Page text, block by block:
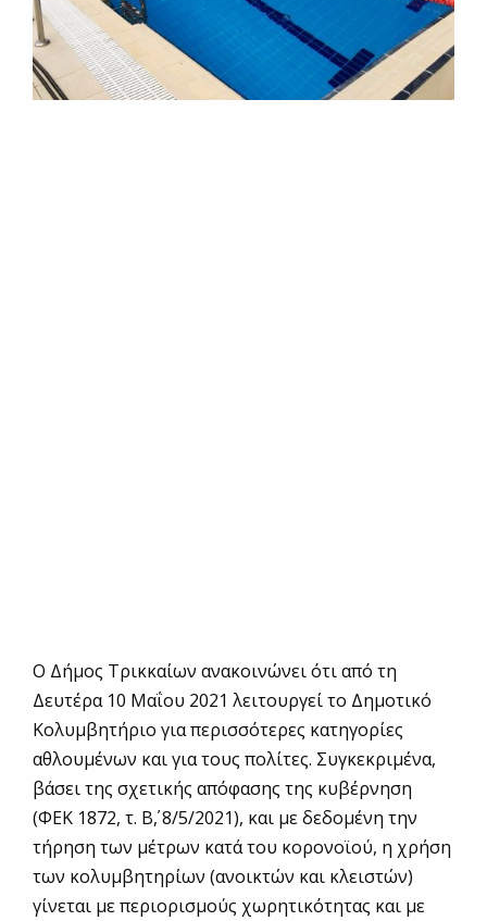
Ο Δήμος Τρικκαίων ανακοινώνει ότι από τη
Δευτέρα 10 Μαΐου 2021 λειτουργεί το Δημοτικό
Κολυμβητήριο για περισσότερες κατηγορίες
αθλουμένων και για τους πολίτες. Συγκεκριμένα,
βάσει της σχετικής απόφασης της κυβέρνηση
(ΦΕΚ 1872, τ. Β΄, 8/5/2021), και με δεδομένη την
τήρηση των μέτρων κατά του κορονοϊού, η χρήση
των κολυμβητηρίων (ανοικτών και κλειστών)
γίνεται με περιορισμούς χωρητικότητας και με